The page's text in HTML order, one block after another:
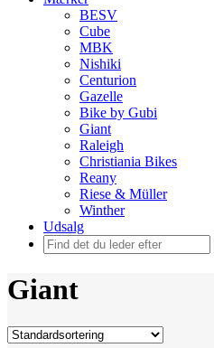
BESV
Cube
MBK
Nishiki
Centurion
Gazelle
Bike by Gubi
Giant
Raleigh
Christiania Bikes
Reany
Riese & Müller
Winther
Udsalg
Giant